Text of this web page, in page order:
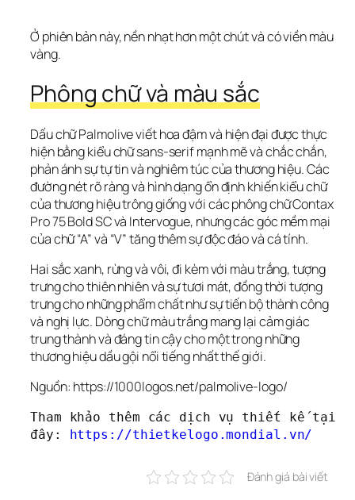
Ở phiên bản này, nền nhạt hơn một chút và có viền màu
vàng.
Phông chữ và màu sắc
Dấu chữ Palmolive viết hoa đậm và hiện đại được thực
hiện bằng kiểu chữ sans-serif mạnh mẽ và chắc chắn,
phản ánh sự tự tin và nghiêm túc của thương hiệu. Các
đường nét rõ ràng và hình dạng ổn định khiến kiểu chữ
của thương hiệu trông giống với các phông chữ Contax
Pro 75 Bold SC và Intervogue, nhưng các góc mềm mại
của chữ “A” và “V” tăng thêm sự độc đáo và cá tính.
Hai sắc xanh, rừng và vôi, đi kèm với màu trắng, tượng
trưng cho thiên nhiên và sự tươi mát, đồng thời tượng
trưng cho những phẩm chất như sự tiến bộ thành công
và nghị lực. Dòng chữ màu trắng mang lại cảm giác
trung thành và đáng tin cậy cho một trong những
thương hiệu dầu gội nổi tiếng nhất thế giới.
Nguồn: https://1000logos.net/palmolive-logo/
Tham khảo thêm các dịch vụ thiết kế tại
đây: https://thietkelogo.mondial.vn/
Đánh giá bài viết